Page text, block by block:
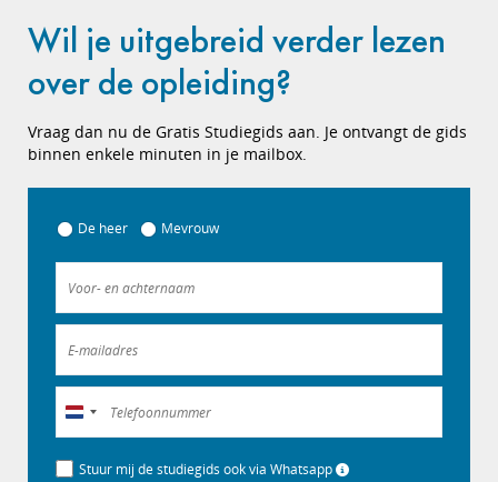
Wil je uitgebreid verder lezen
over de opleiding?
Vraag dan nu de Gratis Studiegids aan. Je ontvangt de gids
binnen enkele minuten in je mailbox.
De heer Mevrouw
Nederland
+31
Stuur mij de studiegids ook via Whatsapp